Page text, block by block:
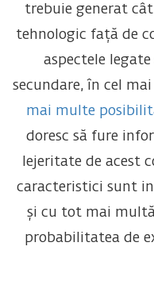
trebuie generat
tehnologic față de
aspectele
secundare, în cel
mai multe
doresc să fure
lejeritate de acest
caracteristici sunt
și cu tot mai
probabilitatea de